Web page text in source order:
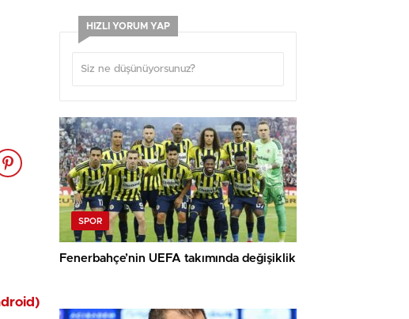
HIZLI YORUM YAP
SPOR
Fenerbahçe’nin UEFA takımında değişiklik